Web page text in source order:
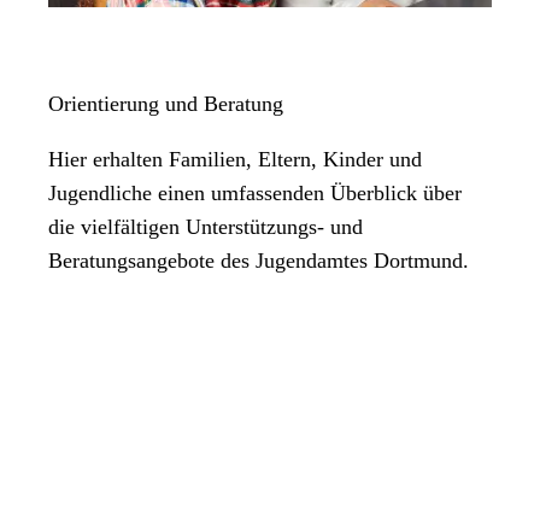
Orientierung und Beratung
Hier erhalten Familien, Eltern, Kinder und
Jugendliche einen umfassenden Überblick über
die vielfältigen Unterstützungs- und
Beratungsangebote des Jugendamtes Dortmund.